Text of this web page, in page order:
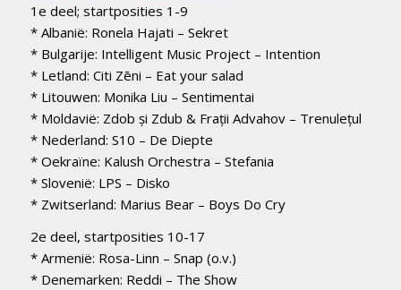
1e deel; startposities 1-9
* Albanië: Ronela Hajati – Sekret
* Bulgarije: Intelligent Music Project – Intention
* Letland: Citi Zēni – Eat your salad
* Litouwen: Monika Liu – Sentimentai
* Moldavië: Zdob și Zdub & Frații Advahov – Trenulețul
* Nederland: S10 – De Diepte
* Oekraïne: Kalush Orchestra – Stefania
* Slovenië: LPS – Disko
* Zwitserland: Marius Bear – Boys Do Cry
2e deel, startposities 10-17
* Armenië: Rosa-Linn – Snap (o.v.)
* Denemarken: Reddi – The Show